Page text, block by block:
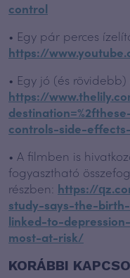
control
• Egy pár perces
https://
• Egy jó (és
https://
controls-side-
• A filmben is
fogyasztható
részben: https://
study-says-the-
linked-to-
most-at-risk/
KORÁBBI